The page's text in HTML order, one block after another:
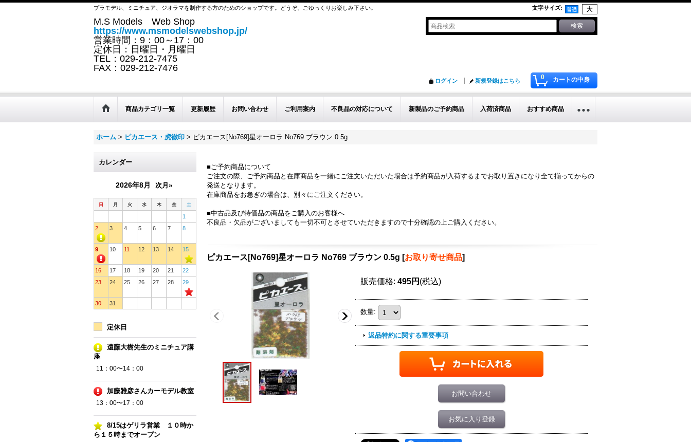
プラモデル、ミニチュア、ジオラマを制作する方のためのショップです。どうぞ、ごゆっくりお楽しみ下さい｡ 文字サイズ:
M.S Models Web Shop
https://www.msmodelswebshop.jp/
営業時間：9：00～17：00
定休日：日曜日・月曜日
TEL：029-212-7475
FAX：029-212-7476
0 カートの中身
ログイン 新規登録はこちら
商品カテゴリ一覧 更新履歴 お問い合わせ ご利用案内 不良品の対応について 新製品のご予約商品 入荷済商品 おすすめ商品
ホーム > ピカエース・虎徹印 > ピカエース[No769]星オーロラ No769 ブラウン 0.5g
カレンダー
2026年8月 次月»
日 月 火 水 木 金 土
1
2
3 4 5 6 7 8
9 10 11 12 13 14 15
16 17 18 19 20 21
22
23
24 25 26 27 28 29
30 31
定休日
遠藤大樹先生のミニチュア講
座
11：00〜14：00
加藤雅彦さんカーモデル教室
13：00〜17：00
8/15はゲリラ営業 １０時か
ら１５時までオープン
■ご予約商品について
ご注文の際、ご予約商品と在庫商品を一緒にご注文いただいた場合は予約商品が入荷するまでお取り置きになり全て揃ってからの
発送となります。
在庫商品をお急ぎの場合は、別々にご注文ください。
■中古品及び特価品の商品をご購入のお客様へ
不良品・欠品がございましても一切不可とさせていただきますので十分確認の上ご購入ください。
ピカエース[No769]星オーロラ No769 ブラウン 0.5g [お取り寄せ商品]
販売価格: 495円 (税込)
数量:
返品特約に関する重要事項
お問い合わせ
お気に入り登録